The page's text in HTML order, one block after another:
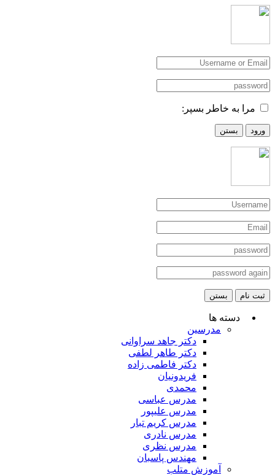
مرا به خاطر بسپر:
ورود بستن
ثبت نام بستن
دسته ها
مدرسین
دکتر جاهد سراوانی
دکتر طاهر لطفی
دکتر فاطمی زاده
فریدونیان
محمدی
مدرس عباسی
مدرس علیپور
مدرس کریم تبار
مدرس نادری
مدرس نظری
مهندس پاسبان
آموزش متلب